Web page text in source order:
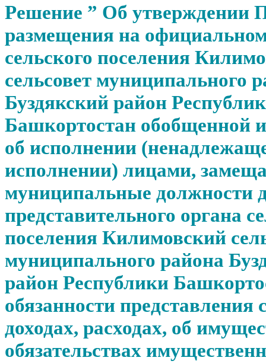
Решение ” Об утверждении
размещения на
сельского поселения
сельсовет муниципального
Буздякский район
Башкортостан обобщенной
об исполнении
исполнении) лицами,
муниципальные должности
представительного органа
поселения Килимовский
муниципального района
район Республики
обязанности представления
доходах, расходах, об
обязательствах